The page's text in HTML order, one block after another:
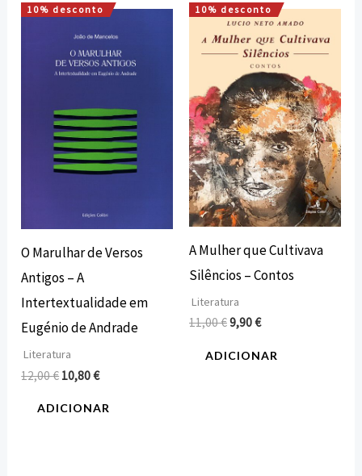
10% desconto
O Marulhar de Versos
Antigos – A
Intertextualidade em
Eugénio de Andrade
Literatura
12,00€
O
era:
12,00 €.
10,80€
O
é:
10,80 €.
ADICIONAR
10% desconto
A Mulher que Cultivava
Silêncios – Contos
Literatura
11,00€
O
preço
original
era:
11,00 €.
9,90€
O
preço
atual
é:
9,90 €.
ADICIONAR